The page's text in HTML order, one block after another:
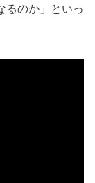
るのか」といっ